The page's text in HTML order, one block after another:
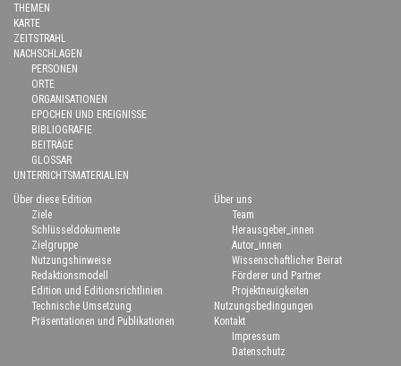
THEMEN
KARTE
ZEITSTRAHL
NACHSCHLAGEN
PERSONEN
ORTE
ORGANISATIONEN
EPOCHEN UND EREIGNISSE
BIBLIOGRAFIE
BEITRÄGE
GLOSSAR
UNTERRICHTSMATERIALIEN
Über diese Edition
Ziele
Schlüsseldokumente
Zielgruppe
Nutzungshinweise
Redaktionsmodell
Edition und Editionsrichtlinien
Technische Umsetzung
Präsentationen und Publikationen
Über uns
Team
Herausgeber_innen
Autor_innen
Wissenschaftlicher Beirat
Förderer und Partner
Projektneuigkeiten
Nutzungsbedingungen
Kontakt
Impressum
Datenschutz